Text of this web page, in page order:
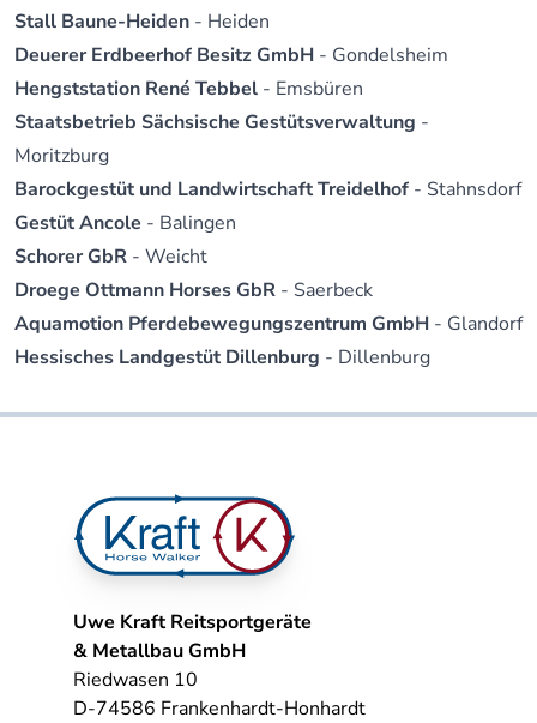
Stall Baune-Heiden - Heiden
Deuerer Erdbeerhof Besitz GmbH - Gondelsheim
Hengststation René Tebbel - Emsbüren
Staatsbetrieb Sächsische Gestütsverwaltung -
Moritzburg
Barockgestüt und Landwirtschaft Treidelhof - Stahnsdorf
Gestüt Ancole - Balingen
Schorer GbR - Weicht
Droege Ottmann Horses GbR - Saerbeck
Aquamotion Pferdebewegungszentrum GmbH - Glandorf
Hessisches Landgestüt Dillenburg - Dillenburg
Uwe Kraft Reitsportgeräte
& Metallbau GmbH
Riedwasen 10
D-74586 Frankenhardt-Honhardt